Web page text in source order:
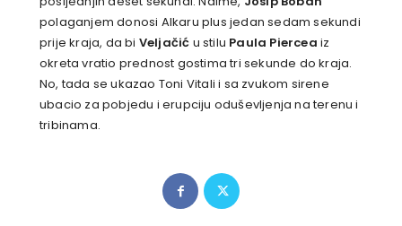
polaganjem donosi Alkaru plus jedan sedam sekundi
prije kraja, da bi Veljačić u stilu Paula Piercea iz
okreta vratio prednost gostima tri sekunde do kraja.
No, tada se ukazao Toni Vitali i sa zvukom sirene
ubacio za pobjedu i erupciju oduševljenja na terenu i
tribinama.